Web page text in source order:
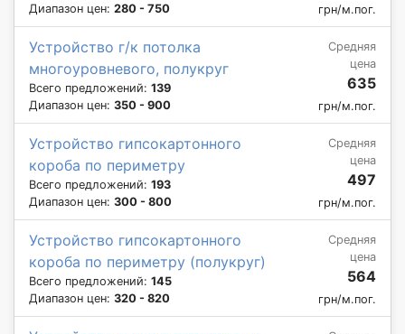
Диапазон цен: 280 - 750 грн/м.пог.
Устройство г/к потолка
многоуровневого, полукруг
Всего предложений: 139
Диапазон цен: 350 - 900
Средняя
цена
635
грн/м.пог.
Устройство гипсокартонного
короба по периметру
Всего предложений: 193
Диапазон цен: 300 - 800
Средняя
цена
497
грн/м.пог.
Устройство гипсокартонного
короба по периметру (полукруг)
Всего предложений: 145
Диапазон цен: 320 - 820
Средняя
цена
564
грн/м.пог.